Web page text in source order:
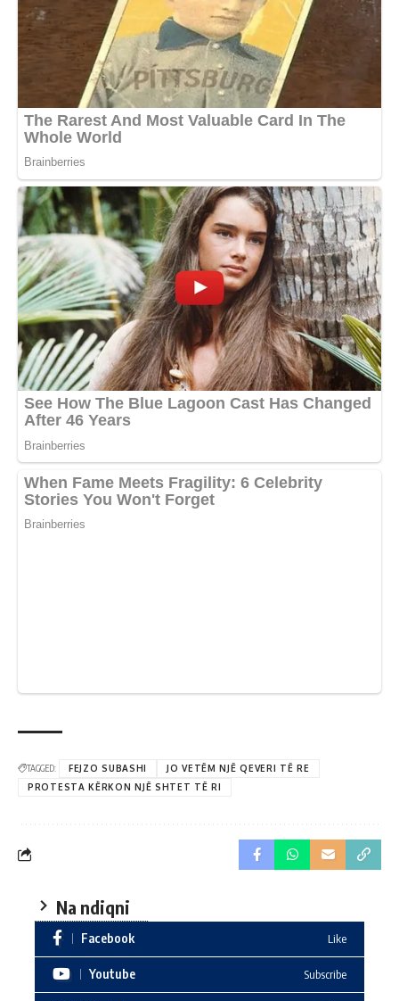
TAGGED: FEJZO SUBASHI
JO VETËM NJË QEVERI TË RE
PROTESTA KËRKON NJË SHTET TË RI
Na ndiqni
Facebook Like
Youtube Subscribe